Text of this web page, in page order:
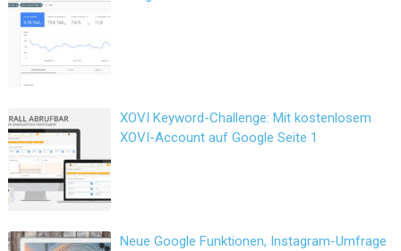
XOVI Keyword-Challenge: Mit kostenlosem
XOVI-Account auf Google Seite 1
Neue Google Funktionen, Instagram-Umfrage